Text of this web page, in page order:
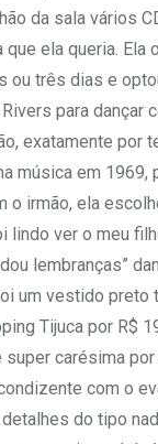
da sala vários
ela queria. Ela
ou três dias e
para dançar
exatamente por
música em 1969,
o irmão, ela
lindo ver o meu
lembranças”
um vestido preto
Tijuca por R$
carésima
com o
do tipo